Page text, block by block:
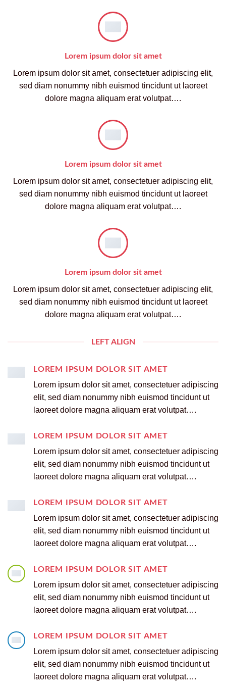
Lorem ipsum dolor sit amet
Lorem ipsum dolor sit amet, consectetuer adipiscing elit,
sed diam nonummy nibh euismod tincidunt ut laoreet
dolore magna aliquam erat volutpat….
Lorem ipsum dolor sit amet
Lorem ipsum dolor sit amet, consectetuer adipiscing elit,
sed diam nonummy nibh euismod tincidunt ut laoreet
dolore magna aliquam erat volutpat….
Lorem ipsum dolor sit amet
Lorem ipsum dolor sit amet, consectetuer adipiscing elit,
sed diam nonummy nibh euismod tincidunt ut laoreet
dolore magna aliquam erat volutpat….
LEFT ALIGN
LOREM IPSUM DOLOR SIT AMET
Lorem ipsum dolor sit amet, consectetuer adipiscing
elit, sed diam nonummy nibh euismod tincidunt ut
laoreet dolore magna aliquam erat volutpat….
LOREM IPSUM DOLOR SIT AMET
Lorem ipsum dolor sit amet, consectetuer adipiscing
elit, sed diam nonummy nibh euismod tincidunt ut
laoreet dolore magna aliquam erat volutpat….
LOREM IPSUM DOLOR SIT AMET
Lorem ipsum dolor sit amet, consectetuer adipiscing
elit, sed diam nonummy nibh euismod tincidunt ut
laoreet dolore magna aliquam erat volutpat….
LOREM IPSUM DOLOR SIT AMET
Lorem ipsum dolor sit amet, consectetuer adipiscing
elit, sed diam nonummy nibh euismod tincidunt ut
laoreet dolore magna aliquam erat volutpat….
LOREM IPSUM DOLOR SIT AMET
Lorem ipsum dolor sit amet, consectetuer adipiscing
elit, sed diam nonummy nibh euismod tincidunt ut
laoreet dolore magna aliquam erat volutpat….